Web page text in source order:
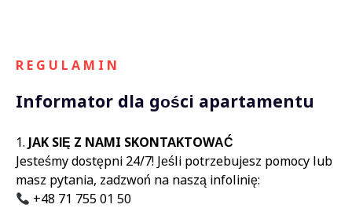
R E G U L A M I N
Informator dla gości apartamentu
JAK SIĘ Z NAMI SKONTAKTOWAĆ
Jesteśmy dostępni 24/7! Jeśli potrzebujesz pomocy lub
masz pytania, zadzwoń na naszą infolinię:
+48 71 755 01 50